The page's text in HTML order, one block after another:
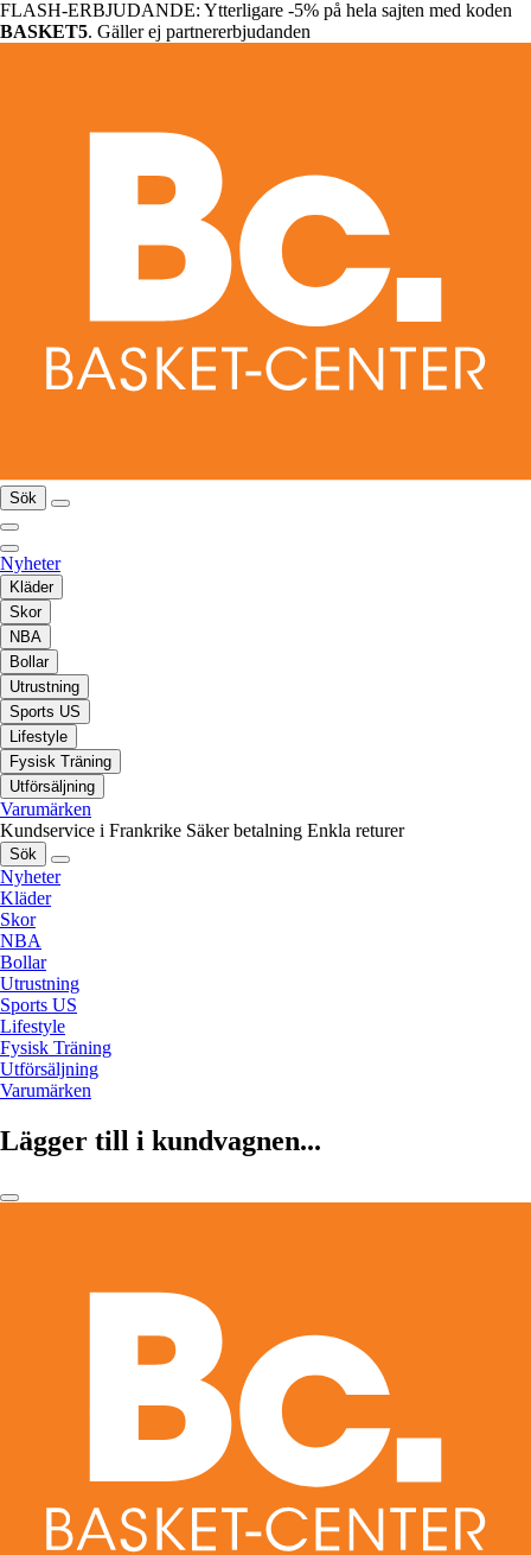
FLASH-ERBJUDANDE: Ytterligare -5% på hela sajten med koden
BASKET5. Gäller ej partnererbjudanden
Sök
Nyheter
Kläder
Skor
NBA
Bollar
Utrustning
Sports US
Lifestyle
Fysisk Träning
Utförsäljning
Varumärken
Kundservice i Frankrike Säker betalning Enkla returer
Sök
Nyheter
Kläder
Skor
NBA
Bollar
Utrustning
Sports US
Lifestyle
Fysisk Träning
Utförsäljning
Varumärken
Lägger till i kundvagnen...